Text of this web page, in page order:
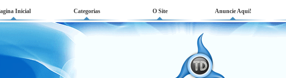
Inicial Categorias O Site Anuncie Aqui!